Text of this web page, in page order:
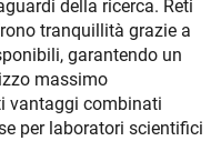
della ricerca. Reti
tranquillità grazie a
garantendo un
massimo
vantaggi combinati
per laboratori scientifici